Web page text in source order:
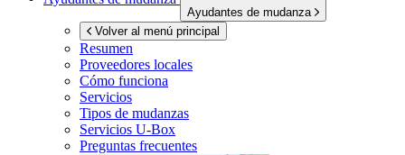
Ayudantes de mudanza
Volver al menú principal
Resumen
Proveedores locales
Cómo funciona
Servicios
Tipos de mudanzas
Servicios U-Box
Preguntas frecuentes